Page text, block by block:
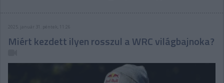
2025. január 31. péntek, 11:26
Miért kezdett ilyen rosszul a WRC világbajnoka?